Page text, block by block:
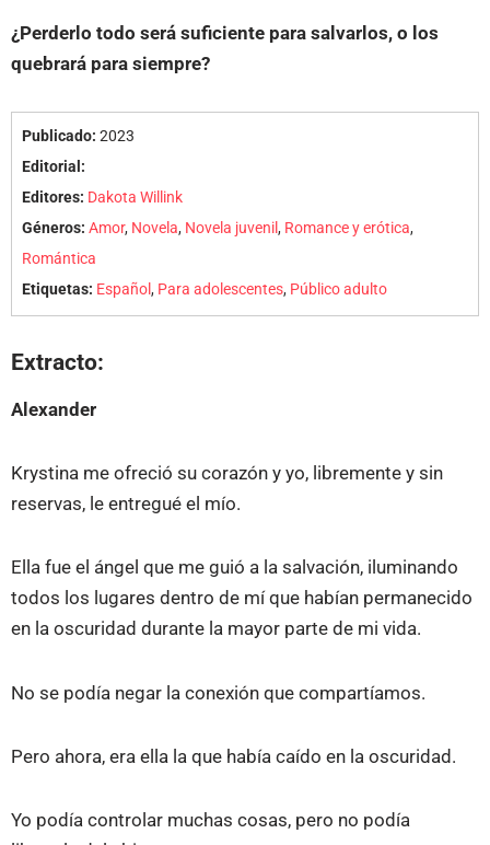
¿Perderlo todo será suficiente para salvarlos, o los
quebrará para siempre?
Publicado: 2023
Editorial:
Editores: Dakota Willink
Géneros: Amor, Novela, Novela juvenil, Romance y erótica,
Romántica
Etiquetas: Español, Para adolescentes, Público adulto
Extracto:
Alexander
Krystina me ofreció su corazón y yo, libremente y sin
reservas, le entregué el mío.
Ella fue el ángel que me guió a la salvación, iluminando
todos los lugares dentro de mí que habían permanecido
en la oscuridad durante la mayor parte de mi vida.
No se podía negar la conexión que compartíamos.
Pero ahora, era ella la que había caído en la oscuridad.
Yo podía controlar muchas cosas, pero no podía